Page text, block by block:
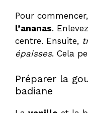
Pour commencer,
l’ananas.
centre. Ensuite,
épaisses. Cela
Préparer la
badiane